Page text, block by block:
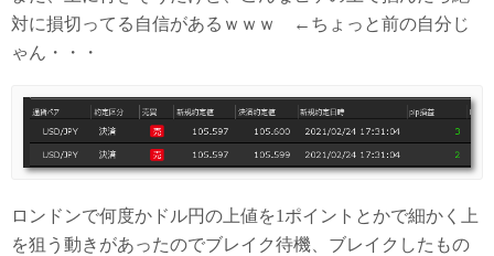
対に損切ってる自信があるｗｗｗ ←ちょっと前の自分じ
ゃん・・・
ロンドンで何度かドル円の上値を1ポイントとかで細かく上
を狙う動きがあったのでブレイク待機、ブレイクしたもの